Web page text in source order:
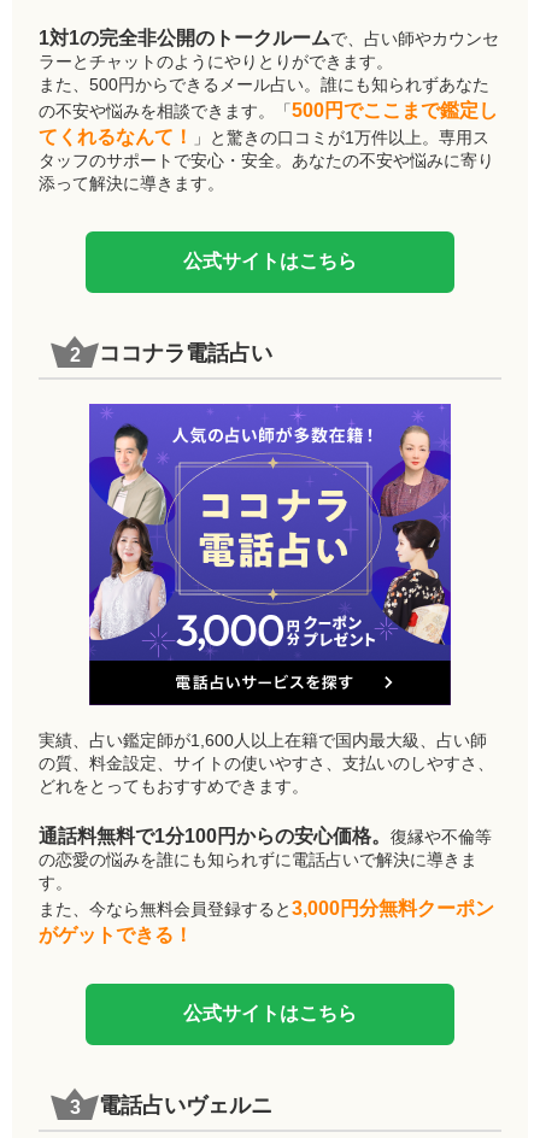
1対1の完全非公開のトークルームで、占い師やカウンセ
ラーとチャットのようにやりとりができます。
また、500円からできるメール占い。誰にも知られずあなた
の不安や悩みを相談できます。「500円でここまで鑑定し
てくれるなんて！
」と驚きの口コミが1万件以上。専用ス
タッフのサポートで安心・安全。あなたの不安や悩みに寄り
添って解決に導きます。
公式サイトはこちら
ココナラ電話占い
実績、占い鑑定師が1,600人以上在籍で国内最大級、占い師
の質、料金設定、サイトの使いやすさ、支払いのしやすさ、
どれをとってもおすすめできます。
通話料無料で1分100円からの安心価格。復縁や不倫等
の恋愛の悩みを誰にも知られずに電話占いで解決に導きま
す。
また、今なら無料会員登録すると3,000円分無料クーポン
がゲットできる！
公式サイトはこちら
電話占いヴェルニ